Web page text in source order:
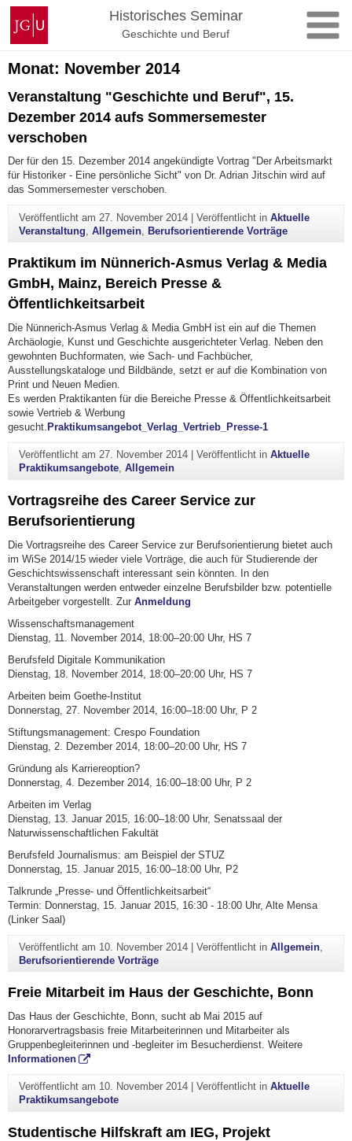
Zum
Inhalt
springen
Johannes
Gutenberg-
Universität
Mainz
Historisches Seminar
Geschichte und Beruf
Monat: November 2014
Veranstaltung "Geschichte und Beruf", 15.
Dezember 2014 aufs Sommersemester
verschoben
Der für den 15. Dezember 2014 angekündigte Vortrag "Der Arbeitsmarkt
für Historiker - Eine persönliche Sicht" von Dr. Adrian Jitschin wird auf
das Sommersemester verschoben.
Veröffentlicht am 27. November 2014| Veröffentlicht in Aktuelle
Veranstaltung Allgemein, Berufsorientierende Vorträge
Praktikum im Nünnerich-Asmus Verlag & Media
GmbH, Mainz, Bereich Presse &
Öffentlichkeitsarbeit
Die Nünnerich-Asmus Verlag & Media GmbH ist ein auf die Themen
Archäologie, Kunst und Geschichte ausgerichteter Verlag. Neben den
gewohnten Buchformaten, wie Sach- und Fachbücher,
Ausstellungskataloge und Bildbände, setzt er auf die Kombination von
Print und Neuen Medien.
Es werden Praktikanten für die Bereiche Presse & Öffentlichkeitsarbeit
sowie Vertrieb & Werbung
gesucht. Praktikumsangebot_Verlag_Vertrieb_Presse-1
Veröffentlicht am 27. November 2014| Veröffentlicht in Aktuelle
Praktikumsangebote, Allgemein
Vortragsreihe des Career Service zur
Berufsorientierung
Die Vortragsreihe des Career Service zur Berufsorientierung bietet auch
im WiSe 2014/15 wieder viele Vorträge, die auch für Studierende der
Geschichtswissenschaft interessant sein könnten. In den
Veranstaltungen werden entweder einzelne Berufsbilder bzw. potentielle
Arbeitgeber vorgestellt. Zur Anmeldung
Wissenschaftsmanagement
Dienstag, 11. November 2014, 18:00–20:00 Uhr, HS 7
Berufsfeld Digitale Kommunikation
Dienstag, 18. November 2014, 18:00–20:00 Uhr, HS 7
Arbeiten beim Goethe-Institut
Donnerstag, 27. November 2014, 16:00–18:00 Uhr, P 2
Stiftungsmanagement: Crespo Foundation
Dienstag, 2. Dezember 2014, 18:00–20:00 Uhr, HS 7
Gründung als Karriereoption?
Donnerstag, 4. Dezember 2014, 16:00–18:00 Uhr, P 2
Arbeiten im Verlag
Dienstag, 13. Januar 2015, 16:00–18:00 Uhr, Senatssaal der
Naturwissenschaftlichen Fakultät
Berufsfeld Journalismus: am Beispiel der STUZ
Donnerstag, 15. Januar 2015, 16:00–18:00 Uhr, P2
Talkrunde „Presse- und Öffentlichkeitsarbeit“
Termin: Donnerstag, 15. Januar 2015, 16:30 - 18:00 Uhr, Alte Mensa
(Linker Saal)
Veröffentlicht am 10. November 2014| Veröffentlicht in Allgemein,
Berufsorientierende Vorträge
Freie Mitarbeit im Haus der Geschichte, Bonn
Das Haus der Geschichte, Bonn, sucht ab Mai 2015 auf
Honorarvertragsbasis freie Mitarbeiterinnen und Mitarbeiter als
Gruppenbegleiterinnen und -begleiter im Besucherdienst. Weitere
Informationen
Veröffentlicht am 10. November 2014| Veröffentlicht in Aktuelle
Praktikumsangebote
Studentische Hilfskraft am IEG, Projekt